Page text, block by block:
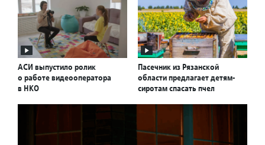
АСИ выпустило ролик
о работе видеооператора
в НКО
Пасечник из Рязанской
области предлагает детям-
сиротам спасать пчел